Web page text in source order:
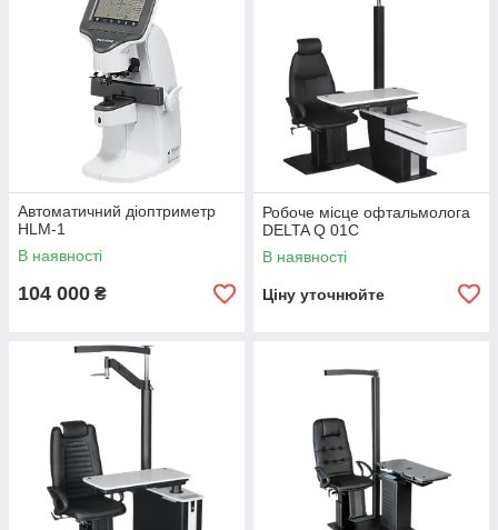
Автоматичний діоптриметр
HLM-1
В наявності
104 000 ₴
Робоче місце офтальмолога
DELTA Q 01С
В наявності
Ціну уточнюйте